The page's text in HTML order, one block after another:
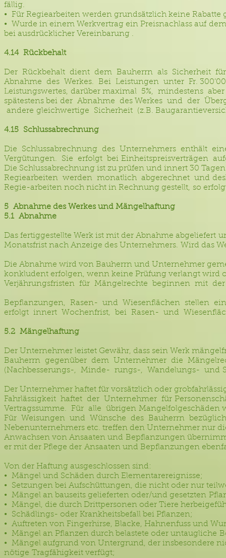
fällig.
• Für Regiearbeiten werden grundsätzlich keine Rabatte
• Wurde in einem Werkvertrag ein Preisnachlass auf
bei ausdrücklicher Vereinbarung .
4.14 Rückbehalt
Der Rückbehalt dient dem Bauherrn als Sicherheit
Abnahme des Werkes. Bei Leistungen unter Fr.
Leistungswertes, darüber maximal 5%, mindestens
spätestens bei der Abnahme des Werkes und der
andere gleichwertige Sicherheit (z.B.
4.15 Schlussabrechnung
Die Schlussabrechnung des Unternehmers enthält
Vergütungen. Sie erfolgt bei Einheitspreisverträgen
Die Schlussabrechnung ist zu prüfen und innert 30
Regiearbeiten werden monatlich abgerechnet und
Regie-arbeiten noch nicht in Rechnung gestellt, so
5 Abnahme des Werkes und Mängelhaftung
5.1 Abnahme
Das fertiggestellte Werk ist mit der Abnahme abgeliefert
Monatsfrist nach Anzeige des Unternehmers. Wird das
Die Abnahme wird von Bauherrn und Unternehmer
konkludent erfolgen, wenn keine Prüfung verlangt
Verjährungsfristen für Mängelrechte beginnen mit der
Bepflanzungen, Rasen- und Wiesenflächen stellen
erfolgt innert Wochenfrist, bei Rasen- und
5.2 Mängelhaftung
Der Unternehmer leistet Gewähr, dass sein Werk
Bauherrn gegenüber dem Unternehmer die
(Nachbesserungs-, Minde- rungs-, Wandelungs- und
Der Unternehmer haftet für vorsätzlich oder
Fahrlässigkeit haftet der Unternehmer für
Vertragssumme. Für alle übrigen Mangelfolgeschäden
Für Weisungen und Wünsche des Bauherrn
Nebenunternehmers etc. treffen den Unternehmer nur
Anwachsen von Ansaaten und Bepflanzungen
er mit der Pflege der Ansaaten und Bepflanzungen
Von der Haftung ausgeschlossen sind:
• Mängel und Schäden durch Elementarereignisse;
• Setzungen bei Aufschüttungen, die nicht oder nur
• Mängel an bauseits gelieferten oder/und gesetzten
• Mängel, die durch Drittpersonen oder Tiere
• Schädlings- oder Krankheitsbefall bei Pflanzen;
• Auftreten von Fingerhirse, Blacke, Hahnenfuss und
• Mängel an Pflanzen durch belastete oder
• Mängel aufgrund von Untergrund, der insbesondere
nötige Tragfähigkeit verfügt;